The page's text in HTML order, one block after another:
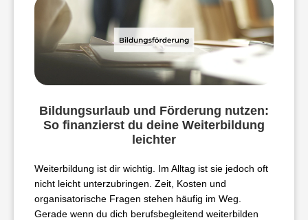
Bildungsurlaub und Förderung nutzen:
So finanzierst du deine Weiterbildung
leichter
Weiterbildung ist dir wichtig. Im Alltag ist sie jedoch oft
nicht leicht unterzubringen. Zeit, Kosten und
organisatorische Fragen stehen häufig im Weg.
Gerade wenn du dich berufsbegleitend weiterbilden